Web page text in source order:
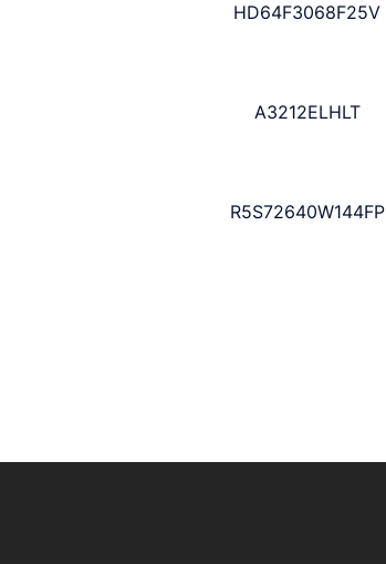
HD64F3068F25V
A3212ELHLT
R5S72640W144FP